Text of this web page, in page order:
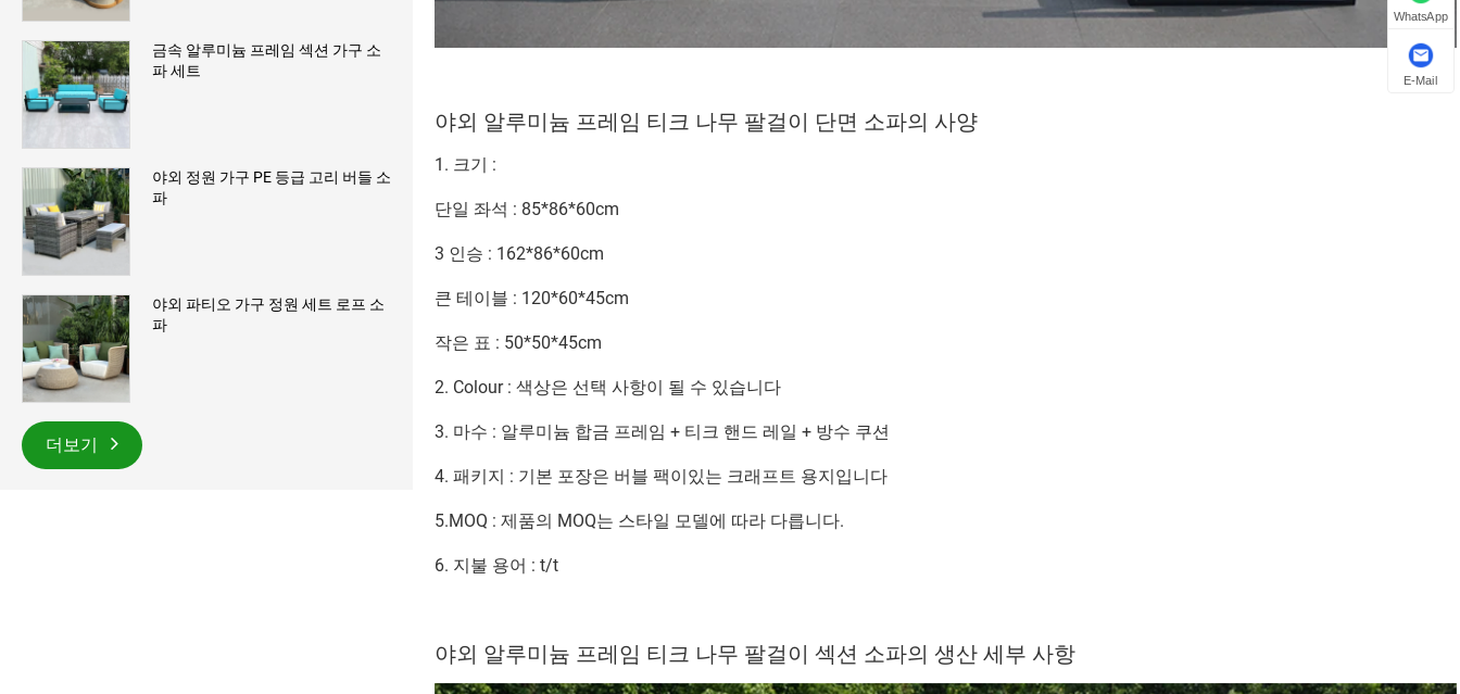
금속 알루미늄 프레임 섹션 가구 소
파 세트
야외 정원 가구 PE 등급 고리 버들 소
파
야외 파티오 가구 정원 세트 로프 소
파
더보기
야외 알루미늄 프레임 티크 나무 팔걸이 단면 소파의 사양
1. 크기 :
단일 좌석 : 85*86*60cm
3 인승 : 162*86*60cm
큰 테이블 : 120*60*45cm
작은 표 : 50*50*45cm
2. Colour : 색상은 선택 사항이 될 수 있습니다
3. 마수 : 알루미늄 합금 프레임 + 티크 핸드 레일 + 방수 쿠션
4. 패키지 : 기본 포장은 버블 팩이있는 크래프트 용지입니다
5.MOQ : 제품의 MOQ는 스타일 모델에 따라 다릅니다.
6. 지불 용어 : t/t
야외 알루미늄 프레임 티크 나무 팔걸이 섹션 소파의 생산 세부 사항
WhatsApp
E-Mail